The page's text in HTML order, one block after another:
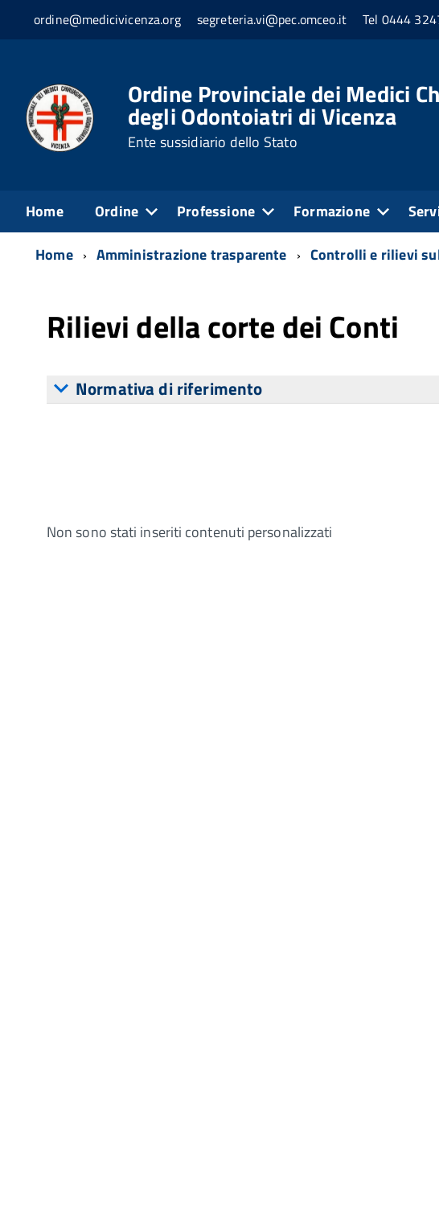
ordine@medicivicenza.org segreteria.vi@pec.omceo.it Tel 0444
Ordine Provinciale dei Medici
degli Odontoiatri di Vicenza
Ente sussidiario dello Stato
Home Ordine Professione Formazione
Home Amministrazione trasparente Controlli e rilievi
Rilievi della corte dei Conti
Normativa di riferimento
Non sono stati inseriti contenuti personalizzati